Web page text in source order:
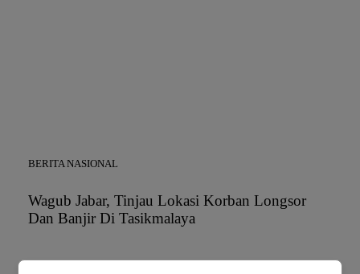
BERITA NASIONAL
Wagub Jabar, Tinjau Lokasi Korban Longsor
Dan Banjir Di Tasikmalaya